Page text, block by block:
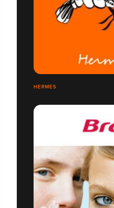
HERMES